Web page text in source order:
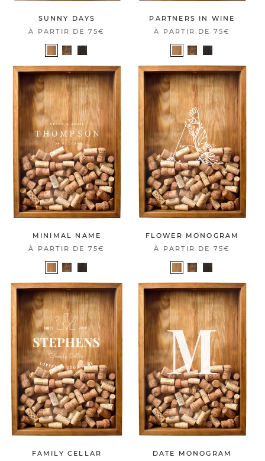
SUNNY DAYS
À PARTIR DE 75€
PARTNERS IN WINE
À PARTIR DE 75€
MINIMAL NAME
À PARTIR DE 75€
FLOWER MONOGRAM
À PARTIR DE 75€
FAMILY CELLAR
DATE MONOGRAM